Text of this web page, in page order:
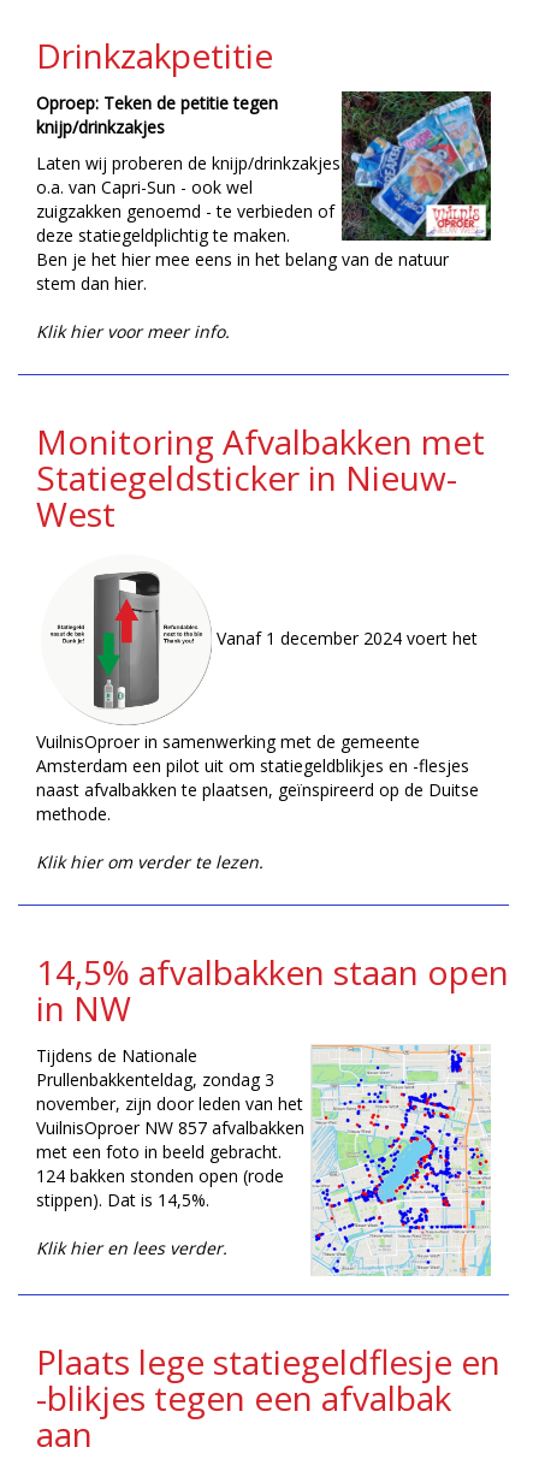
Drinkzakpetitie
Oproep: Teken de petitie tegen
knijp/drinkzakjes
Laten wij proberen de knijp/drinkzakjes
o.a. van Capri-Sun - ook wel
zuigzakken genoemd - te verbieden of
deze statiegeldplichtig te maken.
Ben je het hier mee eens in het belang van de natuur
stem dan hier.
Klik hier voor meer info.
Monitoring Afvalbakken met
Statiegeldsticker in Nieuw-
West
Vanaf 1 december 2024 voert het
VuilnisOproer in samenwerking met de gemeente
Amsterdam een pilot uit om statiegeldblikjes en -flesjes
naast afvalbakken te plaatsen, geïnspireerd op de Duitse
methode.
Klik hier om verder te lezen.
14,5% afvalbakken staan open
in NW
Tijdens de Nationale
Prullenbakkenteldag, zondag 3
november, zijn door leden van het
VuilnisOproer NW 857 afvalbakken
met een foto in beeld gebracht.
124 bakken stonden open (rode
stippen). Dat is 14,5%.
Klik hier en lees verder.
Plaats lege statiegeldflesje en
-blikjes tegen een afvalbak
aan